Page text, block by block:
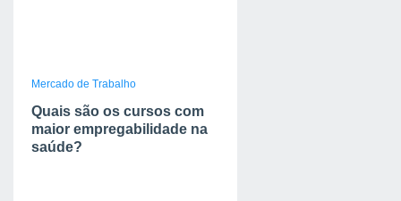
Mercado de Trabalho
Quais são os cursos com
maior empregabilidade na
saúde?